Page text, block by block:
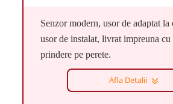
Senzor modern, usor de adaptat
usor de instalat, livrat impreuna cu
prindere pe perete.
Afla Detalii